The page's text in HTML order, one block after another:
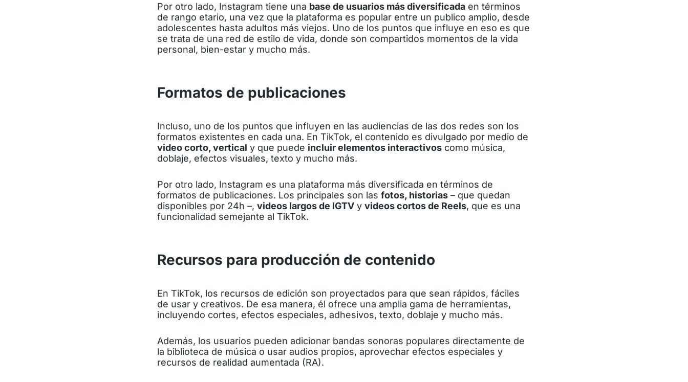
Por otro lado, Instagram tiene una base de usuarios más diversificada en términos
de rango etario, una vez que la plataforma es popular entre un publico amplio, desde
adolescentes hasta adultos más viejos. Uno de los puntos que influye en eso es que
se trata de una red de estilo de vida, donde son compartidos momentos de la vida
personal, bien-estar y mucho más.
Formatos de publicaciones
Incluso, uno de los puntos que influyen en las audiencias de las dos redes son los
formatos existentes en cada una. En TikTok, el contenido es divulgado por medio de
video corto, vertical y que puede incluir elementos interactivos como música,
doblaje, efectos visuales, texto y mucho más.
Por otro lado, Instagram es una plataforma más diversificada en términos de
formatos de publicaciones. Los principales son las fotos, historias – que quedan
disponibles por 24h –, videos largos de IGTV y videos cortos de Reels, que es una
funcionalidad semejante al TikTok.
Recursos para producción de contenido
En TikTok, los recursos de edición son proyectados para que sean rápidos, fáciles
de usar y creativos. De esa manera, él ofrece una amplia gama de herramientas,
incluyendo cortes, efectos especiales, adhesivos, texto, doblaje y mucho más.
Además, los usuarios pueden adicionar bandas sonoras populares directamente de
la biblioteca de música o usar audios propios, aprovechar efectos especiales y
recursos de realidad aumentada (RA).